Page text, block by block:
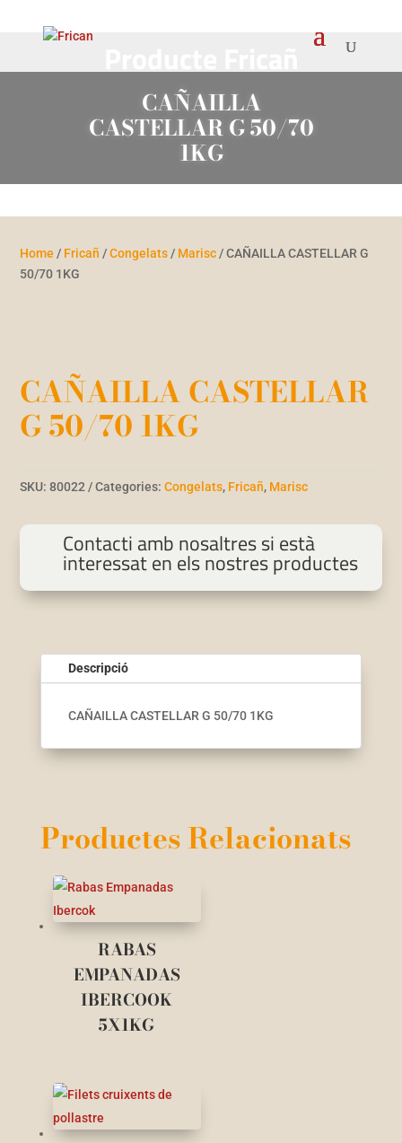
CAÑAILLA
CASTELLAR G 50/70
1KG
Home / Fricañ /Congelats / Marisc / CAÑAILLA CASTELLAR G
50/70 1KG
CAÑAILLA CASTELLAR
G 50/70 1KG
SKU:80022 Categories:Congelats, Fricañ, Marisc
Contacti amb nosaltres si està
interessat en els nostres productes
Descripció
CAÑAILLA CASTELLAR G 50/70 1KG
Productes Relacionats
RABAS
EMPANADAS
IBERCOOK
5X1KG